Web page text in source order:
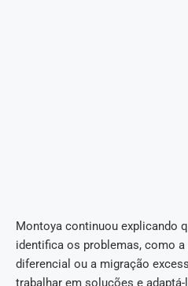
Montoya continuou explicando
identifica os problemas, como a
diferencial ou a migração